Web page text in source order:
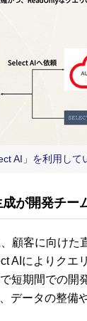
AI」を利用して
が開発チー
顧客に向けた
AIによりクエ
短期間での開
データの整備